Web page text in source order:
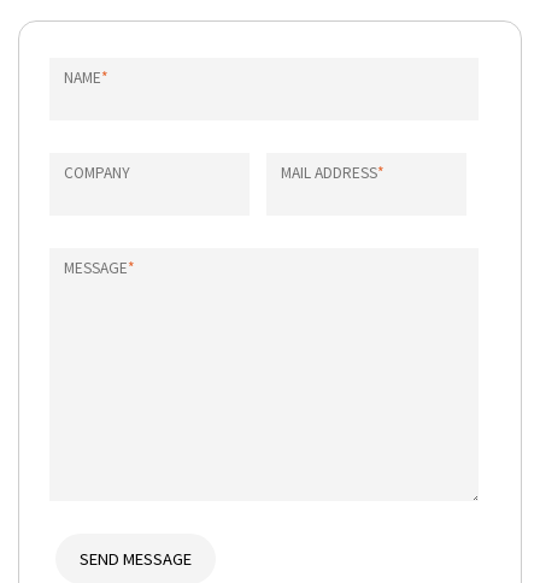
NAME*
COMPANY MAIL ADDRESS*
MESSAGE*